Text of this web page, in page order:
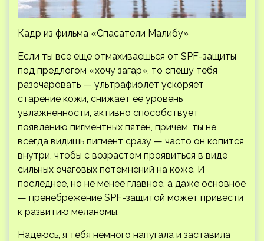
Кадр из фильма «Спасатели Малибу»
Если ты все еще отмахиваешься от SPF-защиты
под предлогом «хочу загар», то спешу тебя
разочаровать — ультрафиолет ускоряет
старение кожи, снижает ее уровень
увлажненности, активно способствует
появлению пигментных пятен, причем, ты не
всегда видишь пигмент сразу — часто он копится
внутри, чтобы с возрастом проявиться в виде
сильных очаговых потемнений на коже. И
последнее, но не менее главное, а даже основное
— пренебрежение SPF-защитой может привести
к развитию меланомы.
Надеюсь, я тебя немного напугала и заставила